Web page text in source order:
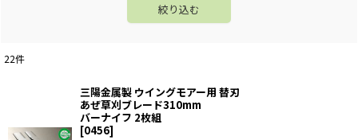
絞り込む
22件
三陽金属製 ウイングモアー用 替刃
あぜ草刈ブレード310mm
バーナイフ 2枚組
[0456]